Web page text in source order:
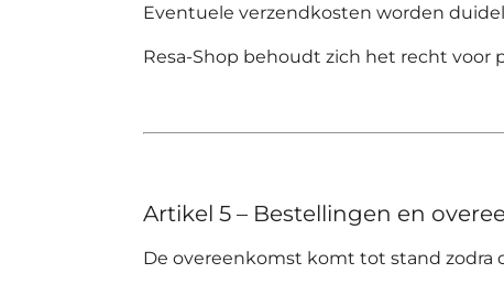
Eventuele verzendkosten worden
Resa-Shop behoudt zich het recht voor
Artikel 5 – Bestellingen en
De overeenkomst komt tot stand